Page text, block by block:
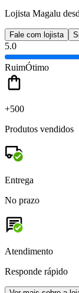
Lojista Magalu
Fale com lojista
5.0
RuimÓtimo
+500
Produtos vendidos
Entrega
No prazo
Atendimento
Responde rápido